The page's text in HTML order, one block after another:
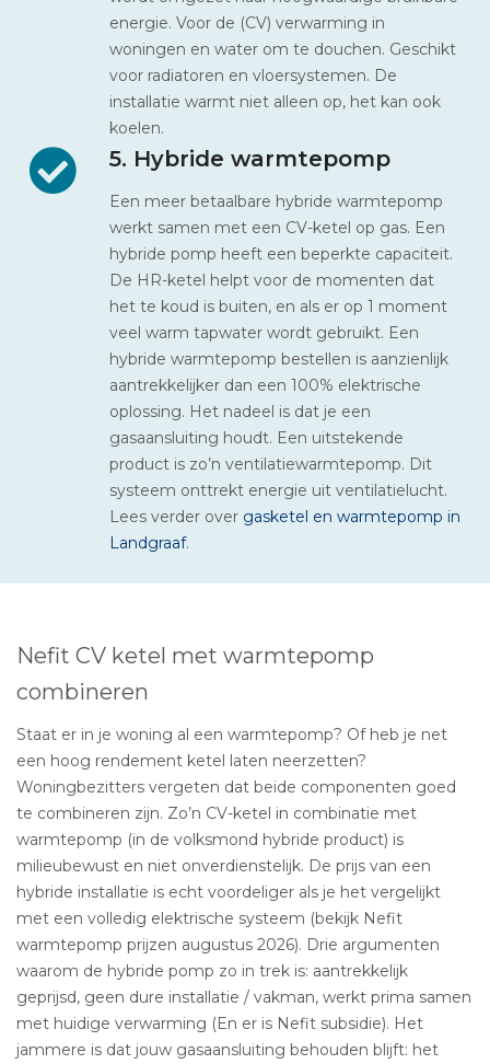
energie. Voor de (CV) verwarming in
woningen en water om te douchen. Geschikt
voor radiatoren en vloersystemen. De
installatie warmt niet alleen op, het kan ook
koelen.
5. Hybride warmtepomp
Een meer betaalbare hybride warmtepomp
werkt samen met een CV-ketel op gas. Een
hybride pomp heeft een beperkte capaciteit.
De HR-ketel helpt voor de momenten dat
het te koud is buiten, en als er op 1 moment
veel warm tapwater wordt gebruikt. Een
hybride warmtepomp bestellen is aanzienlijk
aantrekkelijker dan een 100% elektrische
oplossing. Het nadeel is dat je een
gasaansluiting houdt. Een uitstekende
product is zo’n ventilatiewarmtepomp. Dit
systeem onttrekt energie uit ventilatielucht.
Lees verder over gasketel en warmtepomp in
Landgraaf.
Nefit CV ketel met warmtepomp
combineren
Staat er in je woning al een warmtepomp? Of heb je net
een hoog rendement ketel laten neerzetten?
Woningbezitters vergeten dat beide componenten goed
te combineren zijn. Zo’n CV-ketel in combinatie met
warmtepomp (in de volksmond hybride product) is
milieubewust en niet onverdienstelijk. De prijs van een
hybride installatie is echt voordeliger als je het vergelijkt
met een volledig elektrische systeem (bekijk Nefit
warmtepomp prijzen augustus 2026). Drie argumenten
waarom de hybride pomp zo in trek is: aantrekkelijk
geprijsd, geen dure installatie / vakman, werkt prima samen
met huidige verwarming (En er is Nefit subsidie). Het
jammere is dat jouw gasaansluiting behouden blijft: het